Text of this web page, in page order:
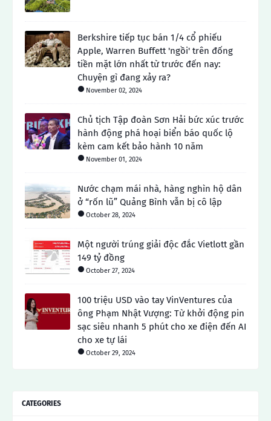
Berkshire tiếp tục bán 1/4 cổ phiếu
Apple, Warren Buffett 'ngồi' trên đống
tiền mặt lớn nhất từ ​​trước đến nay:
Chuyện gì đang xảy ra?
November 02, 2024
Chủ tịch Tập đoàn Sơn Hải bức xúc trước
hành động phá hoại biển báo quốc lộ
kèm cam kết bảo hành 10 năm
November 01, 2024
Nước chạm mái nhà, hàng nghìn hộ dân
ở “rốn lũ” Quảng Bình vẫn bị cô lập
October 28, 2024
Một người trúng giải độc đắc Vietlott gần
149 tỷ đồng
October 27, 2024
100 triệu USD vào tay VinVentures của
ông Phạm Nhật Vượng: Từ khởi động pin
sạc siêu nhanh 5 phút cho xe điện đến AI
cho xe tự lái
October 29, 2024
CATEGORIES